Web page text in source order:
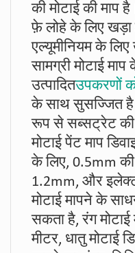
की मोटाई की माप
फ़े लोहे के लिए
एल्यूमीनियम के
सामग्री मोटाई माप
उत्पादितउपकरणों
के साथ सुसज्जित है
रूप से सब्सट्रेट की
मोटाई पेंट माप
के लिए, 0.5mm
1.2mm, और
मोटाई मापने के
सकता है, रंग मोटाई
मीटर, धातु मोटाई